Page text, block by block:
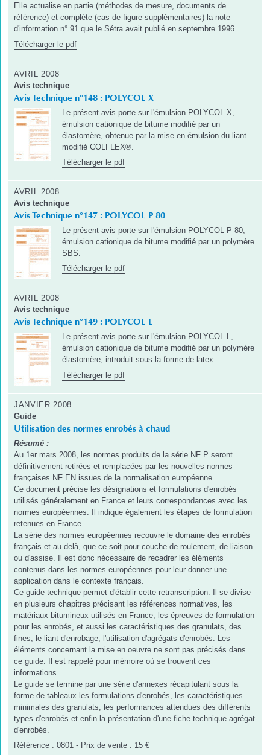
Elle actualise en partie (méthodes de mesure, documents de
référence) et complète (cas de figure supplémentaires) la note
d'information n° 91 que le Sétra avait publié en septembre 1996.
Télécharger le pdf
AVRIL 2008
Avis technique
Avis Technique n°148 : POLYCOL X
Le présent avis porte sur l'émulsion POLYCOL X,
émulsion cationique de bitume modifié par un
élastomère, obtenue par la mise en émulsion du liant
modifié COLFLEX®.
Télécharger le pdf
AVRIL 2008
Avis technique
Avis Technique n°147 : POLYCOL P 80
Le présent avis porte sur l'émulsion POLYCOL P 80,
émulsion cationique de bitume modifié par un polymère
SBS.
Télécharger le pdf
AVRIL 2008
Avis technique
Avis Technique n°149 : POLYCOL L
Le présent avis porte sur l'émulsion POLYCOL L,
émulsion cationique de bitume modifié par un polymère
élastomère, introduit sous la forme de latex.
Télécharger le pdf
JANVIER 2008
Guide
Utilisation des normes enrobés à chaud
Résumé :
Au 1er mars 2008, les normes produits de la série NF P seront
définitivement retirées et remplacées par les nouvelles normes
françaises NF EN issues de la normalisation européenne.
Ce document précise les désignations et formulations d'enrobés
utilisés généralement en France et leurs correspondances avec les
normes européennes. Il indique également les étapes de formulation
retenues en France.
La série des normes européennes recouvre le domaine des enrobés
français et au-delà, que ce soit pour couche de roulement, de liaison
ou d'assise. Il est donc nécessaire de recadrer les éléments
contenus dans les normes européennes pour leur donner une
application dans le contexte français.
Ce guide technique permet d'établir cette retranscription. Il se divise
en plusieurs chapitres précisant les références normatives, les
matériaux bitumineux utilisés en France, les épreuves de formulation
pour les enrobés, et aussi les caractéristiques des granulats, des
fines, le liant d'enrobage, l'utilisation d'agrégats d'enrobés. Les
éléments concernant la mise en oeuvre ne sont pas précisés dans
ce guide. Il est rappelé pour mémoire où se trouvent ces
informations.
Le guide se termine par une série d'annexes récapitulant sous la
forme de tableaux les formulations d'enrobés, les caractéristiques
minimales des granulats, les performances attendues des différents
types d'enrobés et enfin la présentation d'une fiche technique agrégat
d'enrobés.
Référence : 0801 - Prix de vente : 15 €